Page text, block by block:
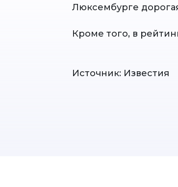
Люксембурге
Кроме того, в
Источник: Известия